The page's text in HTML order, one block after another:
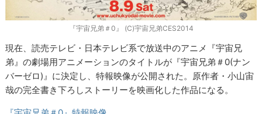
『宇宙兄弟＃0』 (C)宇宙兄弟CES2014
現在、読売テレビ・日本テレビ系で放送中のアニメ『宇宙兄
弟』の劇場用アニメーションのタイトルが『宇宙兄弟＃0(ナン
バーゼロ)』に決定し、特報映像が公開された。原作者・小山宙
哉の完全書き下ろしストーリーを映画化した作品になる。